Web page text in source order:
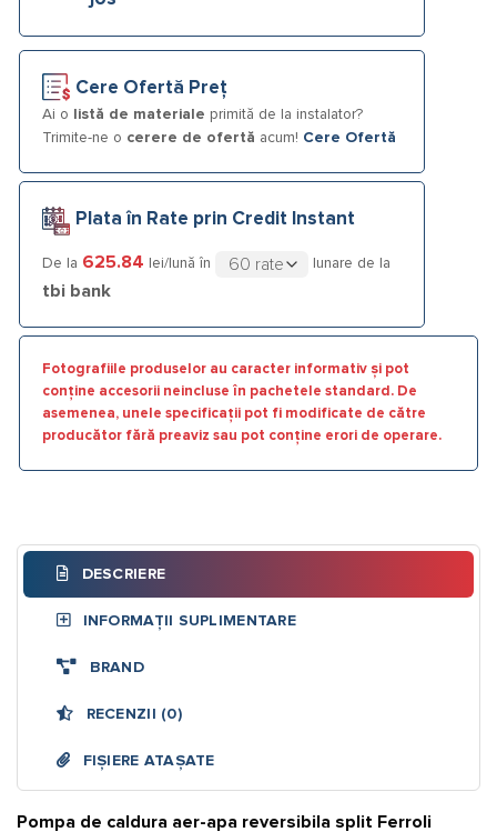
Cere Ofertă Preț
Ai o listă de materiale primită de la instalator?
Trimite-ne o cerere de ofertă acum! Cere Ofertă
Plata în Rate prin Credit Instant
De la 625.84 lei/lună în lunare de la
tbi bank
Fotografiile produselor au caracter informativ și pot
conține accesorii neincluse în pachetele standard. De
asemenea, unele specificații pot fi modificate de către
producător fără preaviz sau pot conține erori de operare.
DESCRIERE
INFORMAȚII SUPLIMENTARE
BRAND
RECENZII (0)
FIȘIERE ATAȘATE
Pompa de caldura aer-apa reversibila split Ferroli